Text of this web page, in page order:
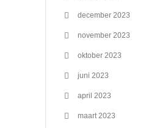
december 2023
november 2023
oktober 2023
juni 2023
april 2023
maart 2023